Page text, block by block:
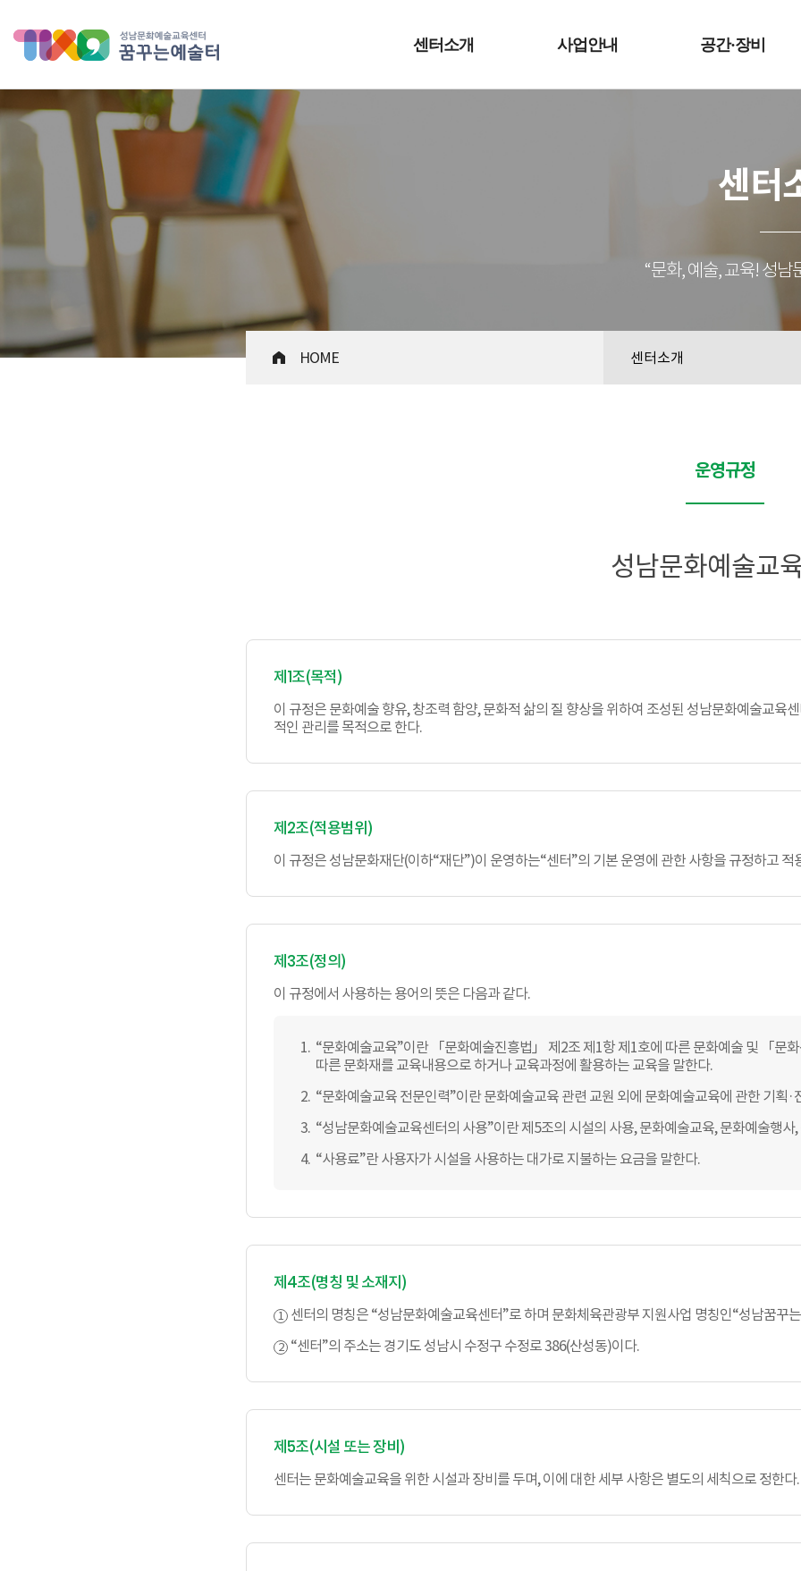
성남문화예술교육센터 꿈꾸는 예술터센터소개 사업안내 공간·장비
센터
“문화, 예술, 교육! 성
HOME 센터소개
운영규정
성남문화예술교
제1조(목적)
이 규정은 문화예술 향유, 창조력 함양, 문화적 삶의 질 향상을 위하여 조성된 성남문화예술교
적인 관리를 목적으로 한다.
제2조(적용범위)
이 규정은 성남문화재단(이하“재단”)이 운영하는“센터”의 기본 운영에 관한 사항을 규정하고 적
제3조(정의)
이 규정에서 사용하는 용어의 뜻은 다음과 같다.
“문화예술교육”이란 「문화예술진흥법」 제2조 제1항 제1호에 따른 문화예술 및 「
따른 문화재를 교육내용으로 하거나 교육과정에 활용하는 교육을 말한다.
“문화예술교육 전문인력”이란 문화예술교육 관련 교원 외에 문화예술교육에 관한 기획
“성남문화예술교육센터의 사용”이란 제5조의 시설의 사용, 문화예술교육, 문화예술행
“사용료”란 사용자가 시설을 사용하는 대가로 지불하는 요금을 말한다.
제4조(명칭 및 소재지)
센터의 명칭은 “성남문화예술교육센터”로 하며 문화체육관광부 지원사업 명칭인“성남꿈꾸
“센터”의 주소는 경기도 성남시 수정구 수정로 386(산성동)이다.
제5조(시설 또는 장비)
센터는 문화예술교육을 위한 시설과 장비를 두며, 이에 대한 세부 사항은 별도의 세칙으로 정한다.